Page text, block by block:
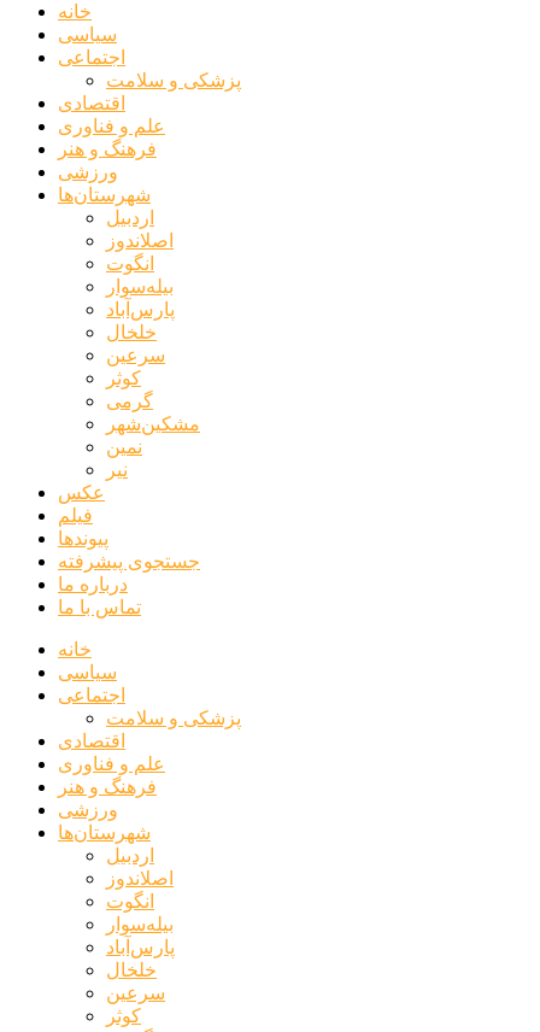
خانه
سیاسی
اجتماعی
پزشکی و سلامت
اقتصادی
علم و فناوری
فرهنگ و هنر
ورزشی
شهرستان‌ها
اردبیل
اصلاندوز
انگوت
بیله‌سوار
پارس‌آباد
خلخال
سرعین
کوثر
گرمی
مشکین‌شهر
نمین
نیر
عکس
فیلم
پیوندها
جستجوی پیشرفته
درباره ما
تماس با ما
خانه
سیاسی
اجتماعی
پزشکی و سلامت
اقتصادی
علم و فناوری
فرهنگ و هنر
ورزشی
شهرستان‌ها
اردبیل
اصلاندوز
انگوت
بیله‌سوار
پارس‌آباد
خلخال
سرعین
کوثر